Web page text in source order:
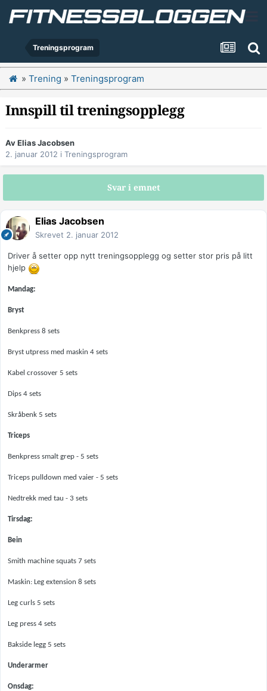
Treningsprogram
» Trening » Treningsprogram
Innspill til treningsopplegg
AvElias Jacobsen
2. januar 2012 i Treningsprogram
Svar i emnet
Elias Jacobsen
Skrevet 2. januar 2012
Driver å setter opp nytt treningsopplegg og setter stor pris på litt
hjelp
Mandag:
Bryst
Benkpress 8 sets
Bryst utpress med maskin 4 sets
Kabel crossover 5 sets
Dips 4 sets
Skråbenk 5 sets
Triceps
Benkpress smalt grep - 5 sets
Triceps pulldown med vaier - 5 sets
Nedtrekk med tau - 3 sets
Tirsdag:
Bein
Smith machine squats 7 sets
Maskin: Leg extension 8 sets
Leg curls 5 sets
Leg press 4 sets
Bakside legg 5 sets
Underarmer
Onsdag: